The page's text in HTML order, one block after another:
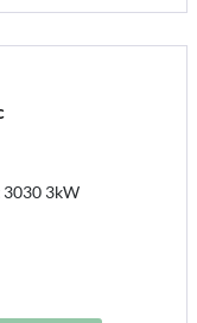
3030 3kW